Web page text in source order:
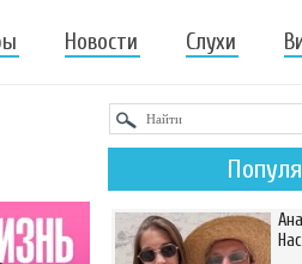
Новости Слухи